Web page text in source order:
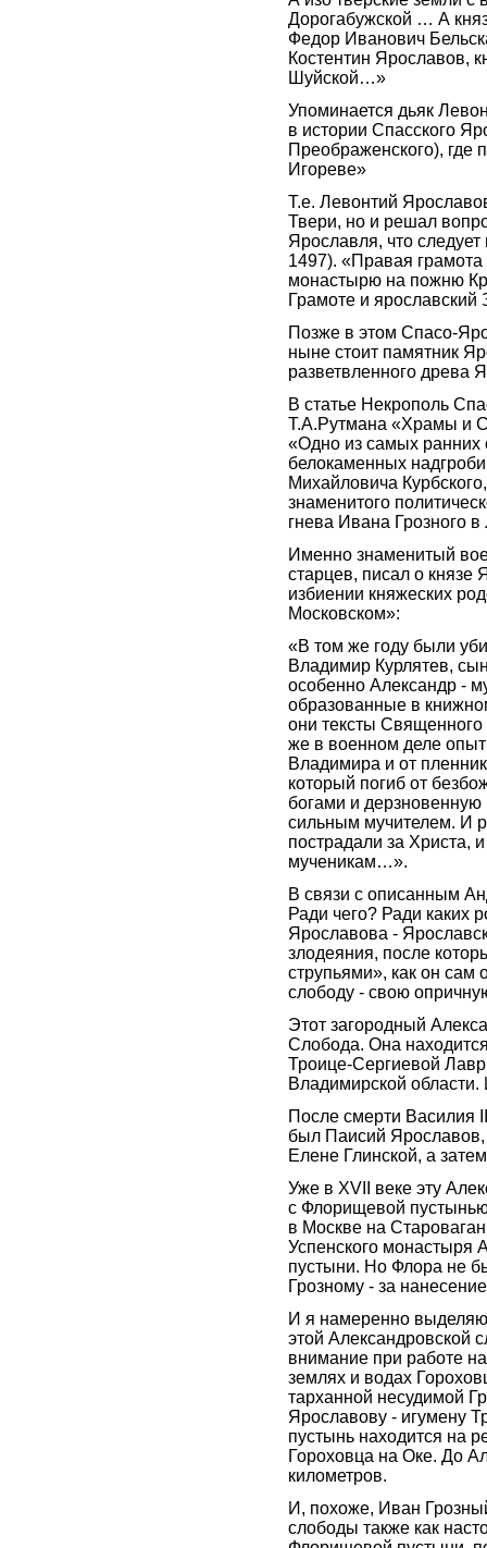
Дорогабужской … А
Федор Иванович
Костентин Ярославов,
Шуйской…»
Упоминается дьяк
в истории Спасского
Преображенского), где
Игореве»
Т.е. Левонтий
Твери, но и решал
Ярославля, что
1497). «Правая
монастырю на пожню
Грамоте и ярославский
Позже в этом Спасо-
ныне стоит памятник
разветвленного древа
В статье Некрополь
Т.А.Рутмана «Храмы и
«Одно из самых ранних
белокаменных
Михайловича
знаменитого
гнева Ивана Грозного в
Именно знаменитый
старцев, писал о князе
избиении княжеских
Московском»:
«В том же году были
Владимир Курлятев,
особенно Александр -
образованные в
они тексты Священного
же в военном деле
Владимира и от
который погиб от
богами и
сильным мучителем. И
пострадали за Христа,
мученикам…».
В связи с описанным
Ради чего? Ради каких
Ярославова -
злодеяния, после
струпьями», как он сам
слободу - свою
Этот загородный
Слобода. Она
Троице-Сергиевой
Владимирской
После смерти Василия
был Паисий
Елене Глинской, а
Уже в XVII веке эту
с Флорищевой
в Москве на
Успенского монастыря
пустыни. Но Флора не
Грозному - за
И я намеренно
этой Александровской
внимание при работе
землях и водах
тарханной несудимой
Ярославову - игумену
пустынь находится на
Гороховца на Оке. До
километров.
И, похоже, Иван
слободы также как